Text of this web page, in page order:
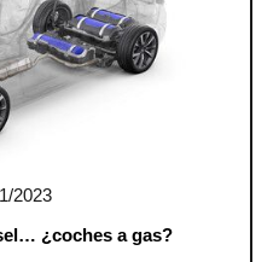
2023
¿coches a gas?